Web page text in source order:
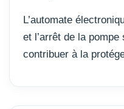
L’automate
et l’arrêt de la
contribuer à la